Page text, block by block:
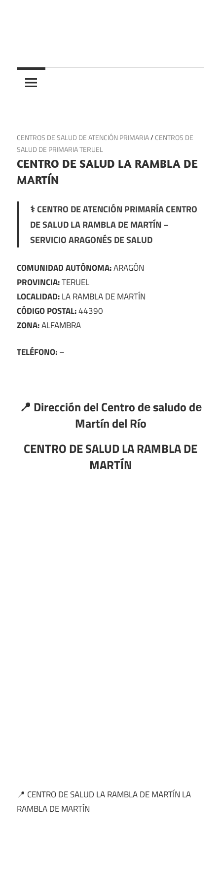
Centros
medicos
médicos,
centros
de
urgencias
en
España
20 de junio de 2025
CENTROS DE SALUD DE ATENCIÓN PRIMARIA/CENTROS DE
SALUD DE PRIMARIA TERUEL
CENTRO DE SALUD LA RAMBLA DE
MARTÍN
⚕️ CENTRO DE ATENCIÓN PRIMARÍA CENTRO
DE SALUD LA RAMBLA DE MARTÍN –
SERVICIO ARAGONÉS DE SALUD
COMUNIDAD AUTÓNOMA:ARAGÓN
PROVINCIA:TERUEL
LOCALIDAD:LA RAMBLA DE MARTÍN
CÓDIGO POSTAL:44390
ZONA:ALFAMBRA
TELÉFONO:–
📍 Dirección del Centro dе saludo dе
Martín del Río
CENTRO DE SALUD LA RAMBLA DE
MARTÍN
📍 CENTRO DE SALUD LA RAMBLA DE MARTÍN LA
RAMBLA DE MARTÍN